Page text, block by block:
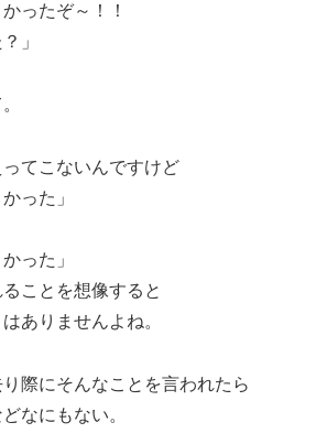
ったぞ～！！
」
てこないんですけど
った」
った」
ことを想像すると
ありませんよね。
際にそんなことを言われたら
なにもない。